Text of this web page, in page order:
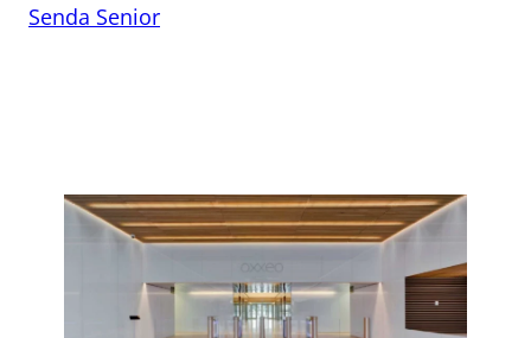
Senda Senior